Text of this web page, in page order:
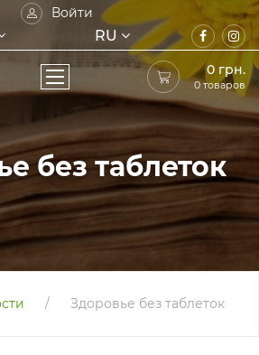
Войти
RU
0 грн.
0 товаров
без таблеток
/ Здоровье без таблеток